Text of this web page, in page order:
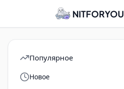
NITFORYOU
Популярное
Новое